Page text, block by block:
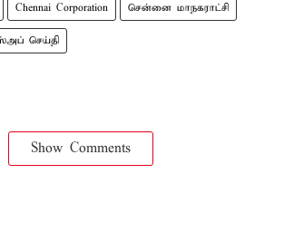
Chennai Corporation சென்னை மாநகராட்சி
செய்தி
Show Comments